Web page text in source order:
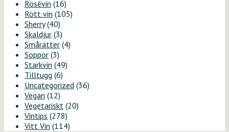
Rosévin (16)
Rött vin (105)
Sherry(40)
Skaldjur (3)
Smårätter (4)
Soppor (3)
Starkvin (49)
Tilltugg (6)
Uncategorized (36)
Vegan (12)
Vegetariskt (20)
Vintips (278)
Vitt Vin (114)